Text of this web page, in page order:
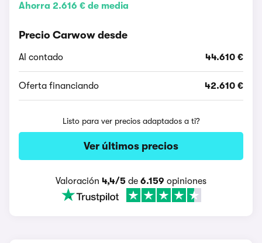
Ahorra 2.616 € de media
Precio Carwow desde
Al contado 44.610 €
Oferta financiando 42.610 €
Listo para ver precios adaptados a ti?
Ver últimos precios
Valoración 4,4/5 de 6.159 opiniones